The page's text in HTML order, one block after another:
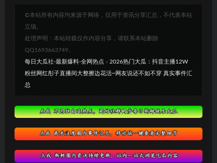
©本站所有内容均来源于网络，仅用于资讯分享汇总，不代表本站
立场。
处理声明：本站转载仅作内容分享，请联系本站删除
QQ1693663749。
每日大瓜社-最新爆料-全网热点 » 2026热门大瓜：抖音主播12W
粉丝网红彤子直播间大整擦边花活~网友说还不如不穿 真实事件汇
总